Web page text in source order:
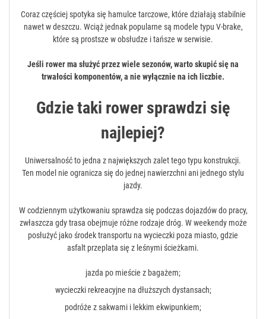
Coraz częściej spotyka się hamulce tarczowe, które działają stabilnie
nawet w deszczu. Wciąż jednak popularne są modele typu V-brake,
które są prostsze w obsłudze i tańsze w serwisie.
Jeśli rower ma służyć przez wiele sezonów, warto skupić się na
trwałości komponentów, a nie wyłącznie na ich liczbie.
Gdzie taki rower sprawdzi się
najlepiej?
Uniwersalność to jedna z największych zalet tego typu konstrukcji.
Ten model nie ogranicza się do jednej nawierzchni ani jednego stylu
jazdy.
W codziennym użytkowaniu sprawdza się podczas dojazdów do pracy,
zwłaszcza gdy trasa obejmuje różne rodzaje dróg. W weekendy może
posłużyć jako środek transportu na wycieczki poza miasto, gdzie
asfalt przeplata się z leśnymi ścieżkami.
jazda po mieście z bagażem;
wycieczki rekreacyjne na dłuższych dystansach;
podróże z sakwami i lekkim ekwipunkiem;